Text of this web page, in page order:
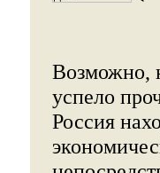
Возможно,
успело
Россия